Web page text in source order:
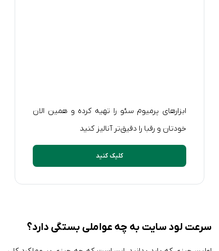
ابزارهای پرمیوم سئو را تهیه کرده و همین الان
خودتان و رقبا را دقیق‌تر آنالیز کنید
کلیک کنید
سرعت لود سایت به چه عواملی بستگی دارد؟